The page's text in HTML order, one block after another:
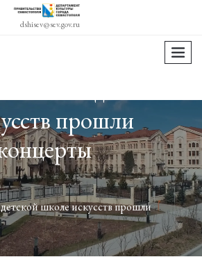
dshisev@sev.gov.ru
menu
детской
прошли
школе искусств прошли